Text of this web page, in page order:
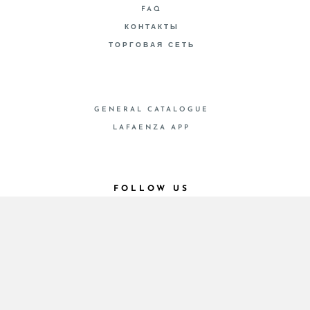
FAQ
КОНТАКТЫ
ТОРГОВАЯ СЕТЬ
GENERAL CATALOGUE
LAFAENZA APP
FOLLOW US